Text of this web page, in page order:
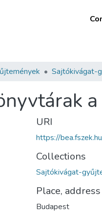
Sajtókivágat-
URI
https://
Collections
Sajtókivágat-
Place, address
Budapest